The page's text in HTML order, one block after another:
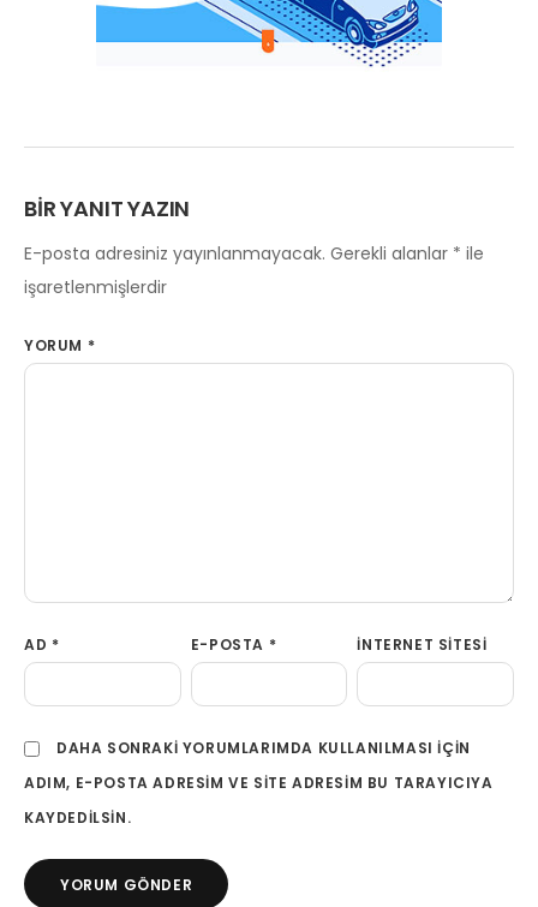
BIR YANIT YAZIN
E-posta adresiniz yayınlanmayacak. Gerekli alanlar * ile
işaretlenmişlerdir
YORUM *
AD * E-POSTA * İNTERNET SITESI
DAHA SONRAKI YORUMLARIMDA KULLANILMASI IÇIN
ADIM, E-POSTA ADRESIM VE SITE ADRESIM BU TARAYICIYA
KAYDEDILSIN.